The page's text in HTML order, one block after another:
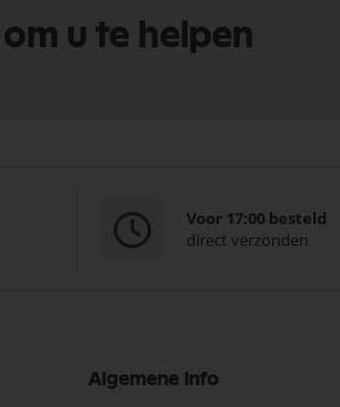
u te helpen
Voor 17:00 besteld
direct verzonden
Algemene Info